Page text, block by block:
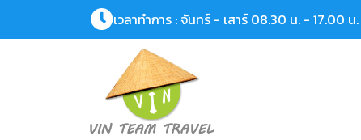
เวลาทำการ : จันทร์ - เสาร์ 08.30 น. - 17.00 น.